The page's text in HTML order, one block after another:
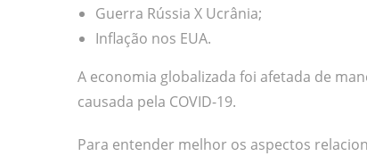
Guerra Rússia X Ucrânia;
Inflação nos EUA.
A economia globalizada foi afetada de
causada pela COVID-19.
Para entender melhor os aspectos